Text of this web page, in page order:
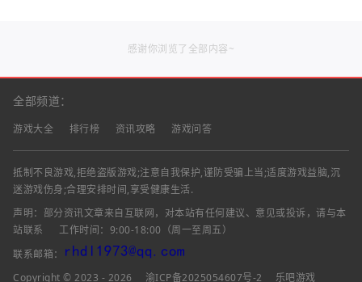
感谢你浏览了全部内容~
全部频道：
游戏大全 排行榜 资讯攻略 游戏问答
抵制不良游戏,拒绝盗版游戏;注意自我保护,谨防受骗上当;适度游戏益脑,沉
迷游戏伤身;合理安排时间,享受健康生活.
声明：部分资讯文章来自互联网，对本站有任何建议、意见或投诉，请与本
站联系
工作时间：9:00-18:00（周一至周五）
联系邮箱：
Copyright © 2023 - 2026
渝ICP备2025054607号-2 乐吧游戏